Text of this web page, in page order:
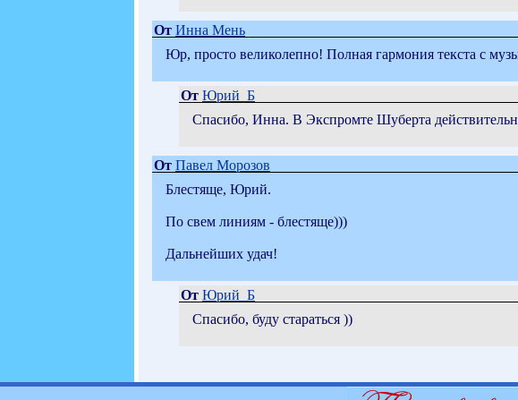
От Инна Мень
Юр, просто великолепно! Полная гармония текста с
От Юрий_Б
Спасибо, Инна. В Экспромте Шуберта
От Павел Морозов
Блестяще, Юрий.
По свем линиям - блестяще)))
Дальнейших удач!
От Юрий_Б
Спасибо, буду стараться ))